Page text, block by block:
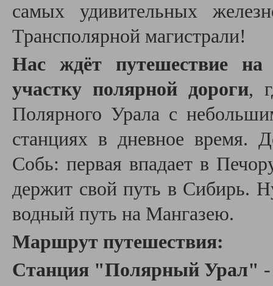
самых удивительных
Трансполярной магистрали!
Нас ждёт путешествие на
участку полярной дороги,
Полярного Урала с
станциях в дневное время.
Собь: первая впадает в
держит свой путь в Сибирь.
водный путь на Мангазею.
Маршрут путешествия:
Станция "Полярный Урал"